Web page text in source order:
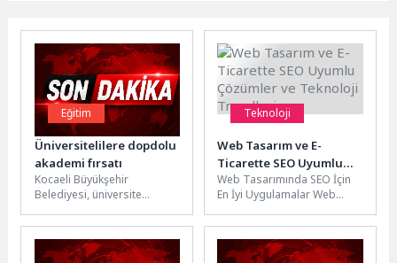
Eğitim
Üniversitelilere dopdolu
akademi fırsatı
Kocaeli Büyükşehir
Belediyesi, üniversite
hem verimli hem de keyifli
geçirebilmeleri amacıyla
düzenlediği...
Teknoloji
Web Tasarım ve E-
Ticarette SEO Uyumlu
Çözümler ve Teknoloji
Trendleri
Web Tasarımında SEO İçin
En İyi Uygulamalar Web
görünümü ve kullanıcı...